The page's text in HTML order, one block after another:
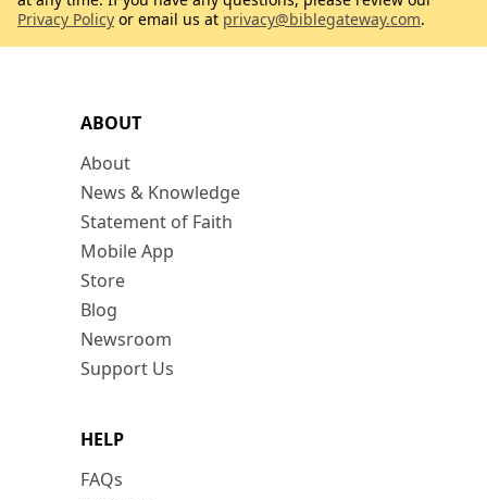
ABOUT
About
News & Knowledge
Statement of Faith
Mobile App
Store
Blog
Newsroom
Support Us
HELP
FAQs
Privacy Policy or email us at privacy@biblegateway.com.